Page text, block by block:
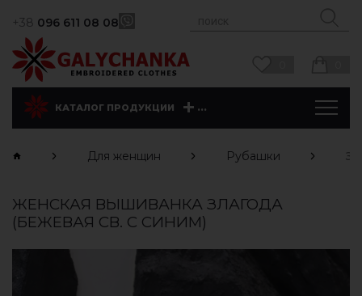
+38 096 611 08 08
КАТАЛОГ ПРОДУКЦИИ ...
Для женщин Рубашки
ЖЕНСКАЯ ВЫШИВАНКА ЗЛАГОДА
(БЕЖЕВАЯ СВ. С СИНИМ)